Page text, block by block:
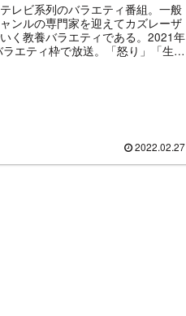
レビ系列のバラエティ番組。一般
ンルの専門家を迎えてカズレーザ
く教養バラエティである。2021年
エティ枠で放送。「怒り」「生
2022.02.27